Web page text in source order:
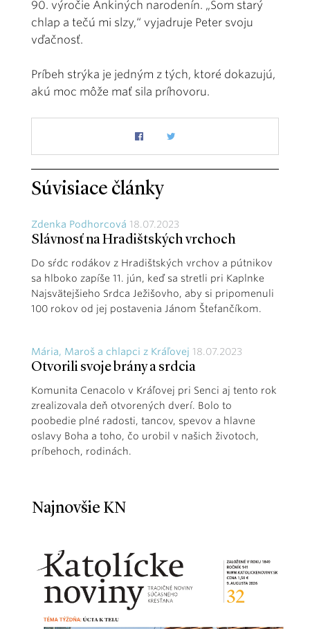
90. výročie Ankiných narodenín. „Som starý
chlap a tečú mi slzy,“ vyjadruje Peter svoju
vďačnosť.
Príbeh strýka je jedným z tých, ktoré dokazujú,
akú moc môže mať sila príhovoru.
Súvisiace články
Zdenka Podhorcová 18.07.2023
Slávnosť na Hradištských vrchoch
Do sŕdc rodákov z Hradištských vrchov a pútnikov
sa hlboko zapíše 11. jún, keď sa stretli pri Kaplnke
Najsvätejšieho Srdca Ježišovho, aby si pripomenuli
100 rokov od jej postavenia Jánom Štefančíkom.
Mária, Maroš a chlapci z Kráľovej 18.07.2023
Otvorili svoje brány a srdcia
Komunita Cenacolo v Kráľovej pri Senci aj tento rok
zrealizovala deň otvorených dverí. Bolo to
poobedie plné radosti, tancov, spevov a hlavne
oslavy Boha a toho, čo urobil v našich životoch,
príbehoch, rodinách.
Najnovšie KN